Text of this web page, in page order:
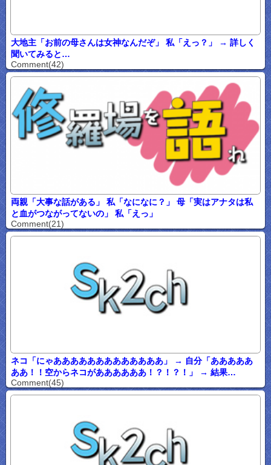
大地主「お前の母さんは女神なんだぞ」 私「えっ？」 → 詳しく
聞いてみると…
Comment(42)
両親「大事な話がある」 私「なになに？」 母「実はアナタは私
と血がつながってないの」 私「えっ」
Comment(21)
ネコ「にゃあああああああああああああ」 → 自分「あああああ
ああ！！空からネコがああああああ！？！？！」 → 結果…
Comment(45)